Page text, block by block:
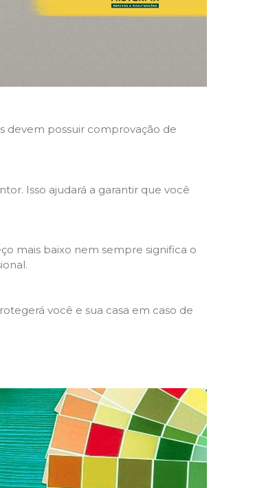
devem possuir comprovação de
Isso ajudará a garantir que você
mais baixo nem sempre significa o
você e sua casa em caso de